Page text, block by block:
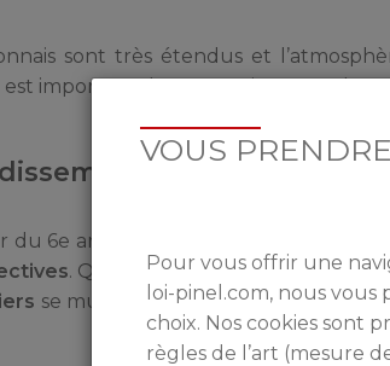
sont très étendus et
est important de se renseigner sur les
du 6e arrondissement est toujours
. Quartier tourné vers l’avenir,
se multiplient grâce notamment au
VOUS
Pour vous offrir une
loi-pinel.com, nous vous
choix. Nos cookies sont
règles de l’art (mesure